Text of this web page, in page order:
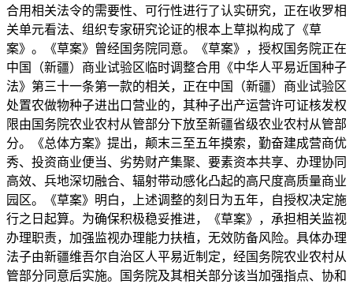
合用相关法令的需要性、可行性进行了认实研究，正在收罗相
关单元看法、组织专家研究论证的根本上草拟构成了《草
案》。《草案》曾经国务院同意。《草案》，授权国务院正在
中国（新疆）商业试验区临时调整合用《中华人平易近国种子
法》第三十一条第一款的相关，正在中国（新疆）商业试验区
处置农做物种子进出口营业的，其种子出产运营许可证核发权
限由国务院农业农村从管部分下放至新疆省级农业农村从管部
分。《总体方案》提出，颠末三至五年摸索，勤奋建成营商优
秀、投资商业便当、劣势财产集聚、要素资本共享、办理协同
高效、兵地深切融合、辐射带动感化凸起的高尺度高质量商业
园区。《草案》明白，上述调整的刻日为五年，自授权决定施
行之日起算。为确保积极稳妥推进，《草案》，承担相关监视
办理职责，加强监视办理能力扶植，无效防备风险。具体办理
法子由新疆维吾尔自治区人平易近制定，经国务院农业农村从
管部分同意后实施。国务院及其相关部分该当加强指点、协和